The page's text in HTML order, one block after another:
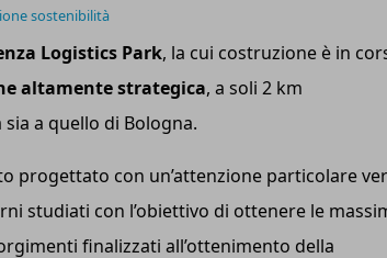
sostenibilità
Logistics Park, la cui costruzione è in
altamente strategica, a soli 2 km
a quello di Bologna.
progettato con un’attenzione particolare
studiati con l’obiettivo di ottenere le
finalizzati all’ottenimento della